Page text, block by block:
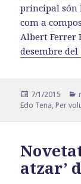
principal són
com a
Albert
desembre del
Publicat
el
7/1/2015
Edo Tena, Per
atzar’